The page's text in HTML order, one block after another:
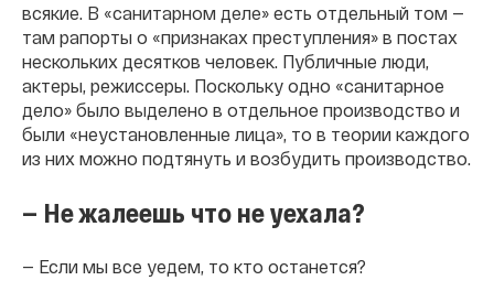
всякие. В «санитарном деле» есть отдельный том —
там рапорты о «признаках преступления» в постах
нескольких десятков человек. Публичные люди,
актеры, режиссеры. Поскольку одно «санитарное
дело» было выделено в отдельное производство и
были «неустановленные лица», то в теории каждого
из них можно подтянуть и возбудить производство.
— Не жалеешь что не уехала?
— Если мы все уедем, то кто останется?